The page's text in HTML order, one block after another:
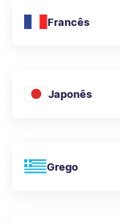
Francês
Japonês
Grego